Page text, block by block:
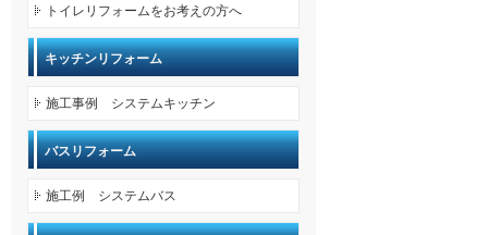
トイレリフォームをお考えの方へ
キッチンリフォーム
施工事例 システムキッチン
バスリフォーム
施工例 システムバス